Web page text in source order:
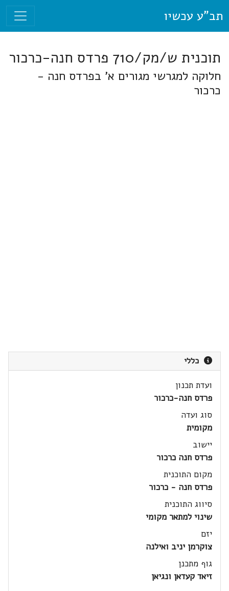
תב"ע עכשיו
תוכנית ש/מק/710 פרדס חנה-כרכור
חלוקה למגרשי מגורים א' בפרדס חנה -
כרכור
כללי
ועדת תכנון
פרדס חנה-כרכור
סוג ועדה
מקומית
יישוב
פרדס חנה כרכור
מקום התוכנית
פרדס חנה - כרכור
סיווג התוכנית
שינוי למתאר מקומי
יזם
צוקרמן יניב ואילנה
גוף מתכנן
זיאד קעדאן ונגיאן